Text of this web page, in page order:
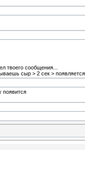
твоего сообщения...
сыр > 2 сек >
появится